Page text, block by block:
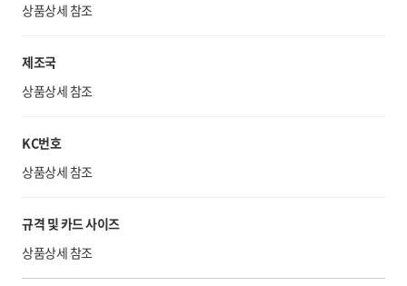
상품상세 참조
제조국
상품상세 참조
KC번호
상품상세 참조
규격 및 카드 사이즈
상품상세 참조